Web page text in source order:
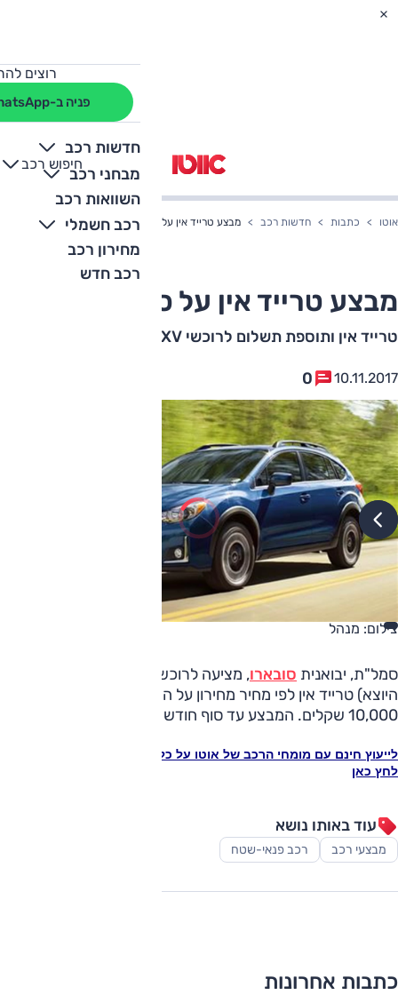
רוצים
פניה ב-WhatsApp
חדשות רכב
מבחני רכב
השוואות רכב
רכב חשמלי
מחירון רכב
רכב חדש
חיפוש רכב
+
-
אוטו כתבות חדשות רכב מבצע טרייד אין על סובארו XV
מבצע טרייד אין על סובארו XV
טרייד אין ותוספת תשלום לרוכשי XV
10.11.2017
0
צילום: מנהל
סמל"ת, יבואנית סובארו
היוצא) טרייד אין לפי מחיר מחירון על הרכב הישן, בתוספת
10,000 שקלים. המבצע עד סוף חודש נובמבר.
לחץ כאן
עוד באותו נושא
מבצעי רכב רכב פנאי-שטח
כתבות אחרונות